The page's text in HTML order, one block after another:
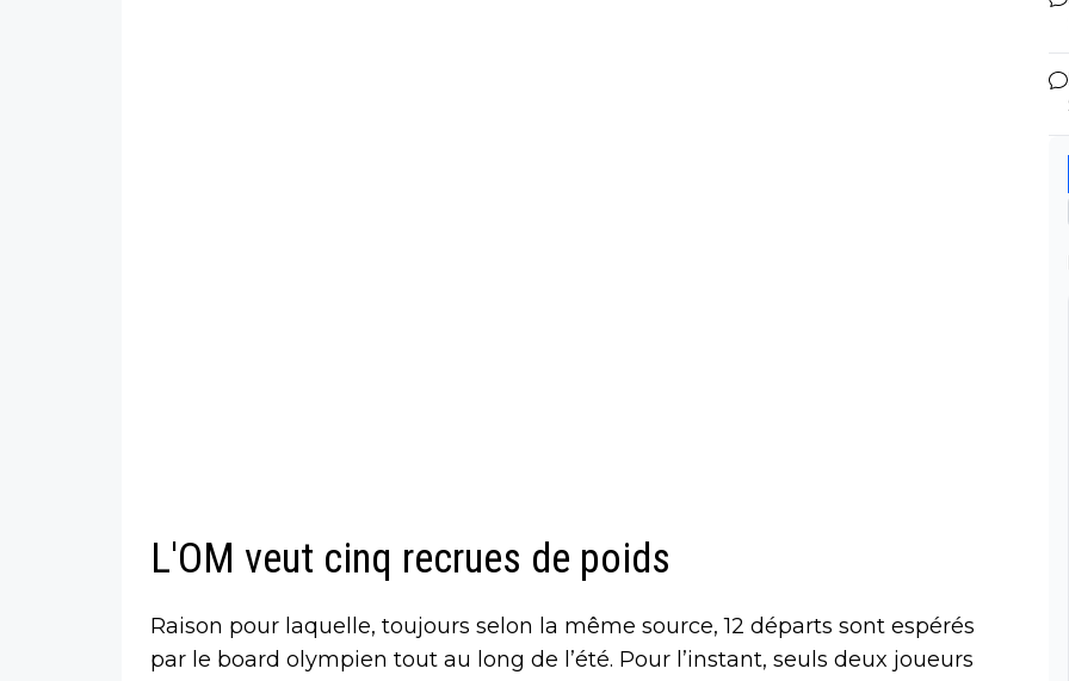
L'OM veut cinq recrues de poids
Raison pour laquelle, toujours selon la même source, 12 départs sont espérés
par le board olympien tout au long de l’été. Pour l’instant, seuls deux joueurs